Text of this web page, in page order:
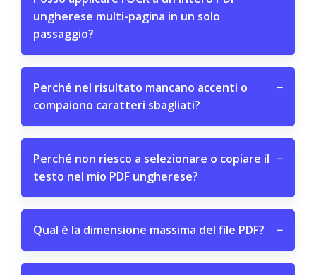
ungherese multi-pagina in un solo
passaggio?
Perché nel risultato mancano accenti o
compaiono caratteri sbagliati?
−
Perché non riesco a selezionare o copiare il
testo nel mio PDF ungherese?
−
Qual è la dimensione massima del file PDF? −